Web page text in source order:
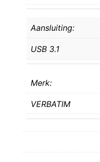
Aansluiting:
USB 3.1
Merk:
VERBATIM